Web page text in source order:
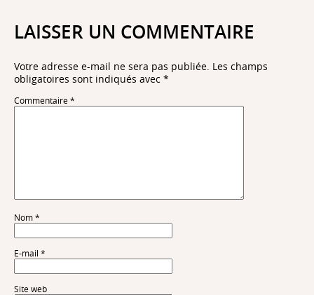
LAISSER UN COMMENTAIRE
Votre adresse e-mail ne sera pas publiée. Les champs
obligatoires sont indiqués avec *
Commentaire *
Nom *
E-mail *
Site web